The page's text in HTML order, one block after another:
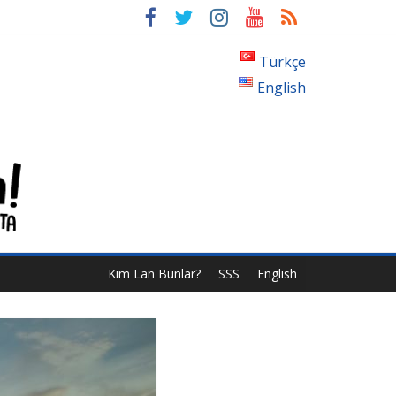
Türkçe
English
English
SSS
Kim Lan Bunlar?